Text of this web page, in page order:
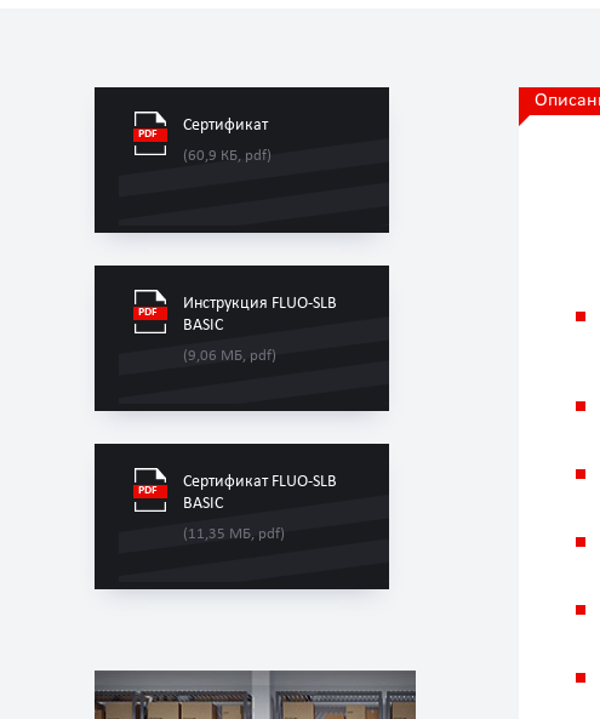
Сертификат
(60,9 КБ, pdf)
Инструкция FLUO-SLB
BASIC
(9,06 МБ, pdf)
Сертификат FLUO-SLB
BASIC
(11,35 МБ, pdf)